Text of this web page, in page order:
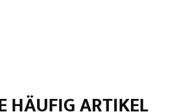
HÄUFIG ARTIKEL